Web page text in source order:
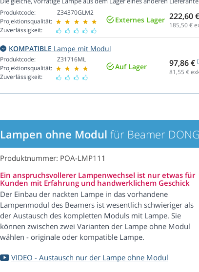
Produktcode:
Projektionsqualität:
Zuverlässigkeit:
Z34370GLM2
Externes Lager 222,60 €
185,50€
KOMPATIBLE Lampe mit Modul
Produktcode:
Projektionsqualität:
Zuverlässigkeit:
Z31716ML
Auf Lager 97,86 €
81,55 €
Lampen ohne Modul für Beamer
Produktnummer: POA-LMP111
Ein anspruchsvollerer Lampenwechsel ist nur etwas für
Kunden mit Erfahrung und handwerklichem Geschick
Der Einbau der nackten Lampe in das vorhandene
Lampenmodul des Beamers ist wesentlich schwieriger als
der Austausch des kompletten Moduls mit Lampe. Sie
können zwischen zwei Varianten der Lampe ohne Modul
wählen - originale oder kompatible Lampe.
VIDEO - Austausch nur der Lampe ohne Modul